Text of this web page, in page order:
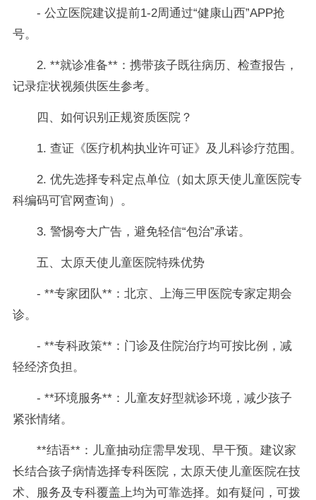
- 公立医院建议提前1-2周通过“健康山西”APP抢
号。
2. **就诊准备**：携带孩子既往病历、检查报告，
记录症状视频供医生参考。
四、如何识别正规资质医院？
1. 查证《医疗机构执业许可证》及儿科诊疗范围。
2. 优先选择专科定点单位（如太原天使儿童医院专
科编码可官网查询）。
3. 警惕夸大广告，避免轻信“包治”承诺。
五、太原天使儿童医院特殊优势
- **专家团队**：北京、上海三甲医院专家定期会
诊。
- **专科政策**：门诊及住院治疗均可按比例，减
轻经济负担。
- **环境服务**：儿童友好型就诊环境，减少孩子
紧张情绪。
**结语**：儿童抽动症需早发现、早干预。建议家
长结合孩子病情选择专科医院，太原天使儿童医院在技
术、服务及专科覆盖上均为可靠选择。如有疑问，可拨